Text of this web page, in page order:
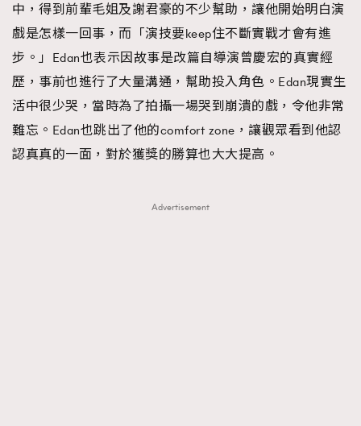
中，得到前輩毛姐及謝君豪的不少幫助，讓他開始明白演
戲是怎樣一回事，而「演技要keep住不斷實戰才會有進
步。」Edan也表示因故事是改篇自導演曾慶宏的真實經
歷，事前也進行了大量溝通，幫助投入角色。Edan現實生
活中很少哭，當時為了拍攝一場哭到崩潰的戲，令他非常
難忘。Edan也跳出了他的comfort zone，讓觀眾看到他認
認真真的一面，對於獲獎的勝算也大大提高。
Advertisement